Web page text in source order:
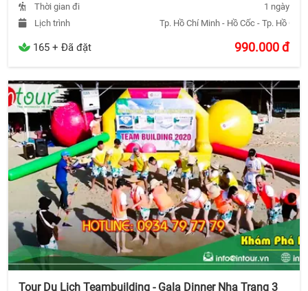
Thời gian đi
1 ngày
Lịch trình
Tp. Hồ Chí Minh - Hồ Cốc - Tp. Hồ Chí
165 + Đã đặt 990.000đ
Tour Du Lịch Teambuilding - Gala Dinner Nha Trang 3